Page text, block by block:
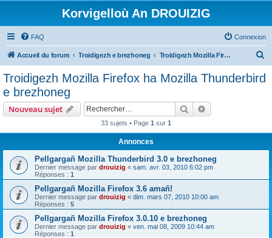
Korvigelloù An DROUIZIG
FAQ Connexion
Accueil du forum Troidigezh e brezhoneg Troidigezh Mozilla Firefox ha Mozilla Thunderbird e brezhoneg
Troidigezh Mozilla Firefox ha Mozilla Thunderbird
e brezhoneg
Nouveau sujet Rechercher
33 sujets • Page 1 sur 1
Annonces
Pellgargañ Mozilla Thunderbird 3.0 e brezhoneg
Dernier message par drouizig « sam. avr. 03, 2010 6:02 pm
Réponses : 1
Pellgargañ Mozilla Firefox 3.6 amañ!
Dernier message par drouizig « dim. mars 07, 2010 10:00 am
Réponses : 5
Pellgargañ Mozilla Firefox 3.0.10 e brezhoneg
Dernier message par drouizig « ven. mai 08, 2009 10:44 am
Réponses : 1